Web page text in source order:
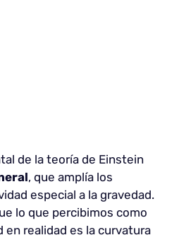
de la teoría de Einstein
, que amplía los
especial a la gravedad.
lo que percibimos como
en realidad es la curvatura